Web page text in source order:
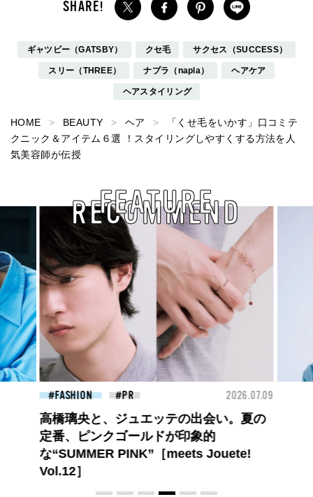
ギャツビー（GATSBY） クセ毛 サクセス（SUCCESS）
スリー（THREE） ナプラ（napla） ヘアケア
ヘアスタイリング
HOME BEAUTY ヘア
「くせ毛をいかす」口コミテ
クニック＆アイテム６選 ！スタイリングしやすくする方法を人
気美容師が伝授
RECOMMEND
FEATURE
BEAUTY 2026.07.09
夏のパーマ、さらにあか抜け。N.（エヌ
ドット）のスタイリングアイテムで作る
旬ヘアのテクニックを、人気３サロンに
教わった！